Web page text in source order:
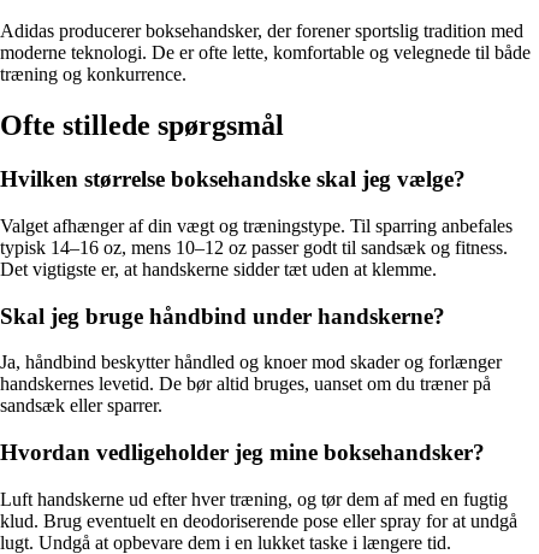
Adidas producerer boksehandsker, der forener sportslig tradition med
moderne teknologi. De er ofte lette, komfortable og velegnede til både
træning og konkurrence.
Ofte stillede spørgsmål
Hvilken størrelse boksehandske skal jeg vælge?
Valget afhænger af din vægt og træningstype. Til sparring anbefales
typisk 14–16 oz, mens 10–12 oz passer godt til sandsæk og fitness.
Det vigtigste er, at handskerne sidder tæt uden at klemme.
Skal jeg bruge håndbind under handskerne?
Ja, håndbind beskytter håndled og knoer mod skader og forlænger
handskernes levetid. De bør altid bruges, uanset om du træner på
sandsæk eller sparrer.
Hvordan vedligeholder jeg mine boksehandsker?
Luft handskerne ud efter hver træning, og tør dem af med en fugtig
klud. Brug eventuelt en deodoriserende pose eller spray for at undgå
lugt. Undgå at opbevare dem i en lukket taske i længere tid.